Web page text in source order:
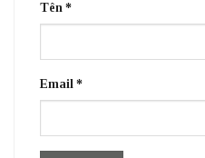
Tên *
Email *